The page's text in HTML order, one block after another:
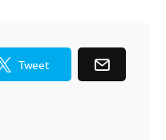
Tweet